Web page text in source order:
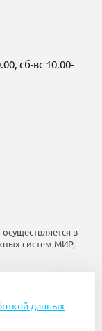
сб-вс 10.00-
в
систем МИР,
данных